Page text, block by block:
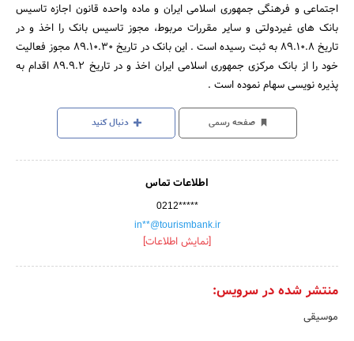
اجتماعی و فرهنگی جمهوری اسلامی ایران و ماده واحده قانون اجازه تاسیس
بانک های غیردولتی و سایر مقررات مربوط، مجوز تاسیس بانک را اخذ و در
تاریخ 89.10.8 به ثبت رسیده است . این بانک در تاریخ 89.10.30 مجوز فعالیت
خود را از بانک مرکزی جمهوری اسلامی ایران اخذ و در تاریخ 89.9.2 اقدام به
پذیره نویسی سهام نموده است .
صفحه رسمی دنبال کنید
اطلاعات تماس
0212*****
in**@tourismbank.ir
[نمایش اطلاعات]
منتشر شده در سرویس:
موسیقی